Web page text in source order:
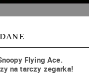
Flying Ace.
na tarczy zegarka!